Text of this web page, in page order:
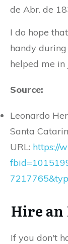
de Abr. de
I do hope
handy
helped me
Source:
Leonardo
Santa
URL: https://
Hire
If you don't